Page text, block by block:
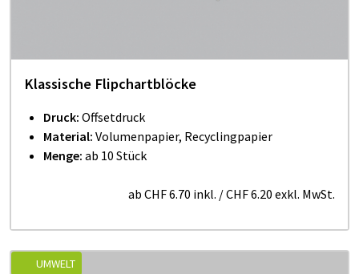
Klassische Flipchartblöcke
Druck: Offsetdruck
Material: Volumenpapier, Recyclingpapier
Menge: ab 10 Stück
ab CHF 6.70 inkl. /CHF 6.20 exkl. MwSt.
UMWELT